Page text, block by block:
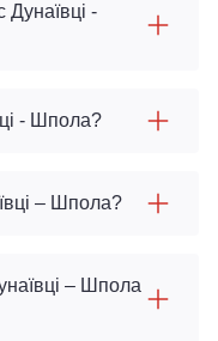
Дунаївці -
- Шпола?
– Шпола?
– Шпола